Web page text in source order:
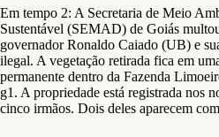
Em tempo 2: A Secretaria de Meio
Sustentável (SEMAD) de Goiás
governador Ronaldo Caiado (UB) e
ilegal. A vegetação retirada fica em
permanente dentro da Fazenda
g1. A propriedade está registrada nos
cinco irmãos. Dois deles aparecem